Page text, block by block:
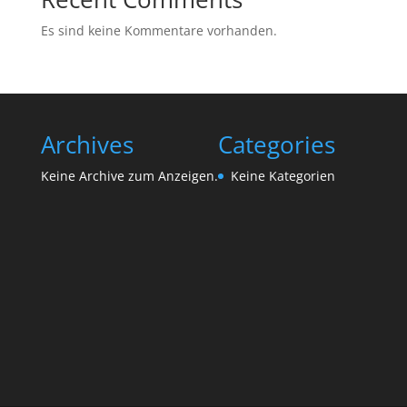
Es sind keine Kommentare vorhanden.
Archives
Keine Archive zum Anzeigen.
Categories
Keine Kategorien